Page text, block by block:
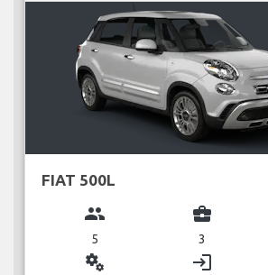
FIAT 500L
group
5
business_center
3
miscellaneous_services login